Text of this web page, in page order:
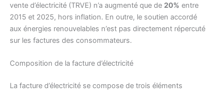
vente d’électricité (TRVE) n’a augmenté que de 20% entre
2015 et 2025, hors inflation. En outre, le soutien accordé
aux énergies renouvelables n’est pas directement répercuté
sur les factures des consommateurs.
Composition de la facture d’électricité
La facture d’électricité se compose de trois éléments